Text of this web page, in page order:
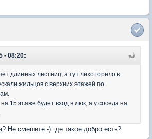
- 08:20:
длинных лестниц, а тут лихо горело в
жильцов с верхних этажей по
15 этаже будет вход в люк, а у соседа на
Не смешите:-) где такое добро есть?